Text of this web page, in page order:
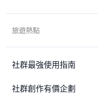
旅遊熱點
社群最強使用指南
社群創作有價企劃